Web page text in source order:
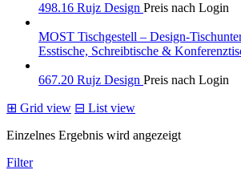
498.16 Rujz Design Preis nach Login
MOST Tischgestell – Design-
Esstische, Schreibtische &
667.20 Rujz Design Preis nach Login
⊞ Grid view ⊟ List view
Einzelnes Ergebnis wird angezeigt
Filter